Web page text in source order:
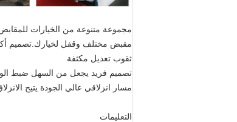
مجموعة متنوعة من الخيارات
مقبض مختلف وقفل لخيارك.تصميم
ثقوب تعديل مكثفة
تصميم فريد يجعل من السهل ضبط
مسار انزلاقي عالي الجودة يتيح
التعليمات